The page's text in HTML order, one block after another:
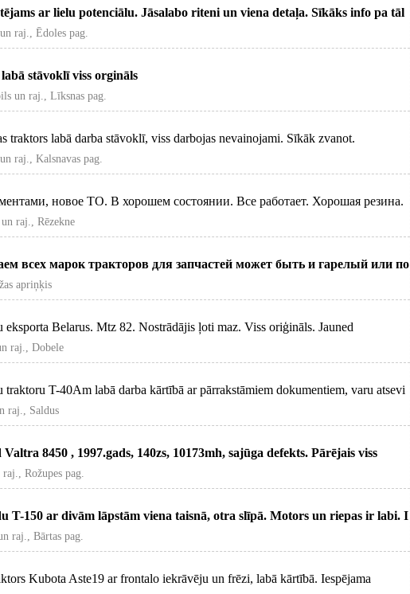
ar lielu potenciālu. Jāsalabo riteni un viena detaļa. Sīkāks info pa tāl
raj., Ēdoles pag.
stāvoklī viss orgināls
un raj., Līksnas pag.
traktors labā darba stāvoklī, viss darbojas nevainojami. Sīkāk zvanot.
raj., Kalsnavas pag.
новое ТО. В хорошем состоянии. Все работает. Хорошая резина.
un raj., Rēzekne
всех марок тракторов для запчастей может быть и гарелый или по
силapriņķis
eksporta Belarus. Mtz 82. Nostrādājis ļoti maz. Viss oriģināls. Jauned
raj., Dobele
traktoru T-40Am labā darba kārtībā ar pārrakstāmiem dokumentiem, varu atsevi
raj., Saldus
8450 , 1997.gads, 140zs, 10173mh, sajūga defekts. Pārējais viss
Rožupes pag.
T-150 ar divām lāpstām viena taisnā, otra slīpā. Motors un riepas ir labi. I
raj., Bārtas pag.
Kubota Aste19 ar frontalo iekrāvēju un frēzi, labā kārtībā. Iespējama